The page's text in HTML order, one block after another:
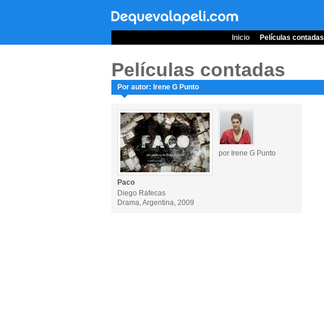
Inicio Películas contadas
Películas contadas
Por autor: Irene G Punto
por Irene G Punto
Paco
Diego Rafecas
Drama, Argentina, 2009